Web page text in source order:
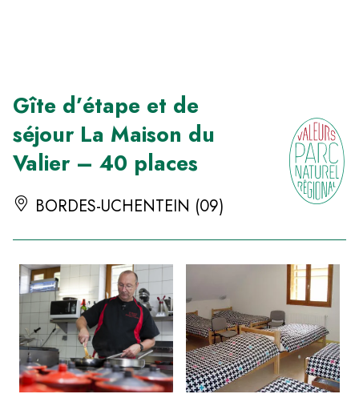
Gîte d’étape et de
séjour La Maison du
Valier – 40 places
BORDES-UCHENTEIN (09)